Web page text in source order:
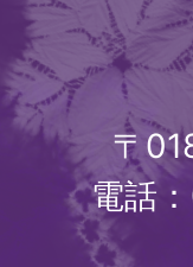
〒
電話